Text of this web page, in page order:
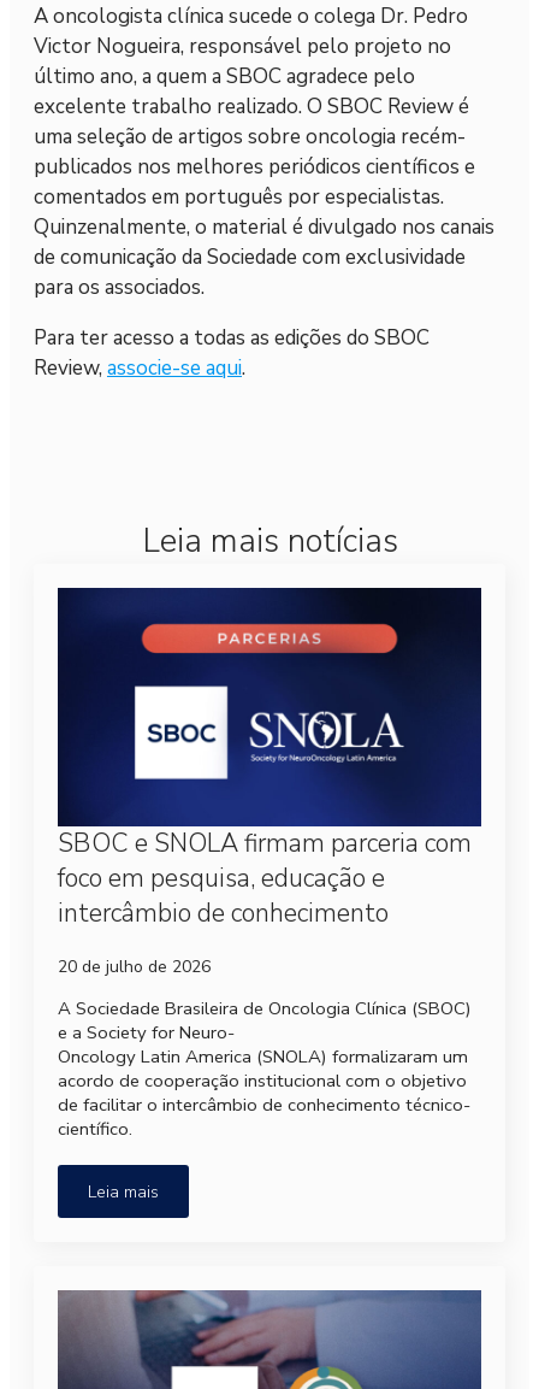
A oncologista clínica sucede o colega Dr. Pedro
Victor Nogueira, responsável pelo projeto no
último ano, a quem a SBOC agradece pelo
excelente trabalho realizado. O SBOC Review é
uma seleção de artigos sobre oncologia recém-
publicados nos melhores periódicos científicos e
comentados em português por especialistas.
Quinzenalmente, o material é divulgado nos canais
de comunicação da Sociedade com exclusividade
para os associados.
Para ter acesso a todas as edições do SBOC
Review, associe-se aqui.
Leia mais notícias
SBOC e SNOLA firmam parceria com
foco em pesquisa, educação e
intercâmbio de conhecimento
20 de julho de 2026
A Sociedade Brasileira de Oncologia Clínica (SBOC)
e a Society for Neuro-
Oncology Latin America (SNOLA) formalizaram um
acordo de cooperação institucional com o objetivo
de facilitar o intercâmbio de conhecimento técnico-
científico.
Leia mais